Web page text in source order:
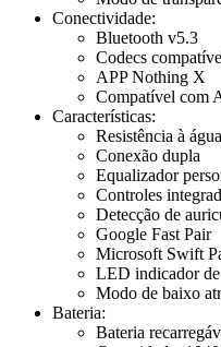
Conectividade:
Bluetooth v5.3
Codecs
APP Nothing X
Compatível com
Características:
Resistência à
Conexão dupla
Equalizador
Controles
Detecção de
Google Fast Pair
Microsoft Swift
LED indicador de
Modo de baixo
Bateria:
Bateria